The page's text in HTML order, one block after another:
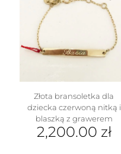
Złota bransoletka dla
dziecka czerwoną nitką i
blaszką z grawerem
2,200.00 zł